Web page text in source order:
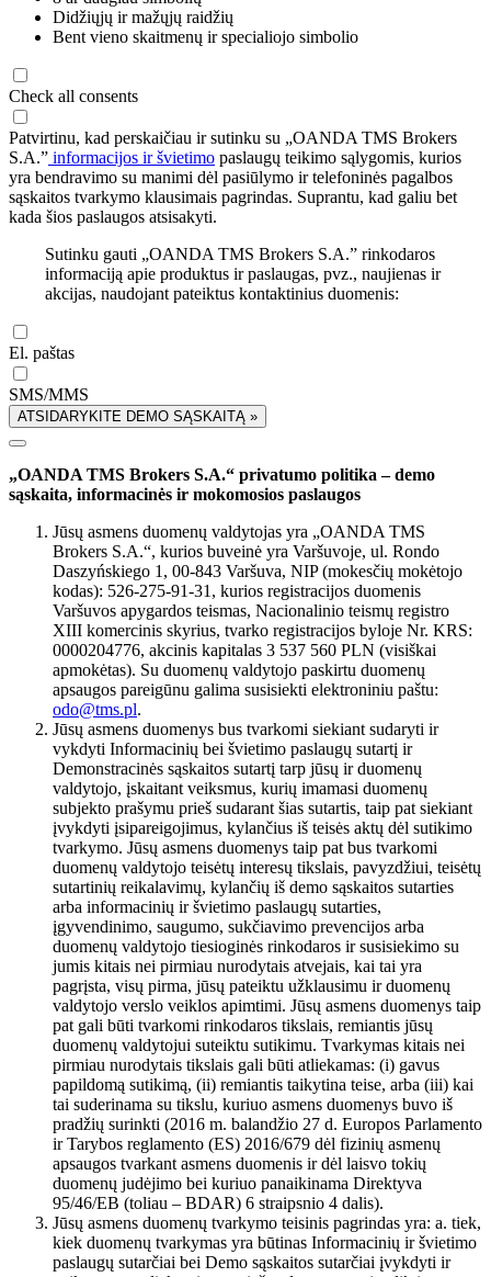
Didžiųjų ir mažųjų raidžių
Bent vieno skaitmenų ir specialiojo simbolio
Check all consents
Patvirtinu, kad perskaičiau ir sutinku su „OANDA TMS Brokers
S.A.” informacijos ir švietimo paslaugų teikimo sąlygomis, kurios
yra bendravimo su manimi dėl pasiūlymo ir telefoninės pagalbos
sąskaitos tvarkymo klausimais pagrindas. Suprantu, kad galiu bet
kada šios paslaugos atsisakyti.
Sutinku gauti „OANDA TMS Brokers S.A.” rinkodaros
informaciją apie produktus ir paslaugas, pvz., naujienas ir
akcijas, naudojant pateiktus kontaktinius duomenis:
El. paštas
SMS/MMS
ATSIDARYKITE DEMO SĄSKAITĄ »
„OANDA TMS Brokers S.A.“ privatumo politika – demo
sąskaita, informacinės ir mokomosios paslaugos
Jūsų asmens duomenų valdytojas yra „OANDA TMS
Brokers S.A.“, kurios buveinė yra Varšuvoje, ul. Rondo
Daszyńskiego 1, 00-843 Varšuva, NIP (mokesčių mokėtojo
kodas): 526-275-91-31, kurios registracijos duomenis
Varšuvos apygardos teismas, Nacionalinio teismų registro
XIII komercinis skyrius, tvarko registracijos byloje Nr. KRS:
0000204776, akcinis kapitalas 3 537 560 PLN (visiškai
apmokėtas). Su duomenų valdytojo paskirtu duomenų
apsaugos pareigūnu galima susisiekti elektroniniu paštu:
odo@tms.pl.
Jūsų asmens duomenys bus tvarkomi siekiant sudaryti ir
vykdyti Informacinių bei švietimo paslaugų sutartį ir
Demonstracinės sąskaitos sutartį tarp jūsų ir duomenų
valdytojo, įskaitant veiksmus, kurių imamasi duomenų
subjekto prašymu prieš sudarant šias sutartis, taip pat siekiant
įvykdyti įsipareigojimus, kylančius iš teisės aktų dėl sutikimo
tvarkymo. Jūsų asmens duomenys taip pat bus tvarkomi
duomenų valdytojo teisėtų interesų tikslais, pavyzdžiui, teisėtų
sutartinių reikalavimų, kylančių iš demo sąskaitos sutarties
arba informacinių ir švietimo paslaugų sutarties,
įgyvendinimo, saugumo, sukčiavimo prevencijos arba
duomenų valdytojo tiesioginės rinkodaros ir susisiekimo su
jumis kitais nei pirmiau nurodytais atvejais, kai tai yra
pagrįsta, visų pirma, jūsų pateiktu užklausimu ir duomenų
valdytojo verslo veiklos apimtimi. Jūsų asmens duomenys taip
pat gali būti tvarkomi rinkodaros tikslais, remiantis jūsų
duomenų valdytojui suteiktu sutikimu. Tvarkymas kitais nei
pirmiau nurodytais tikslais gali būti atliekamas: (i) gavus
papildomą sutikimą, (ii) remiantis taikytina teise, arba (iii) kai
tai suderinama su tikslu, kuriuo asmens duomenys buvo iš
pradžių surinkti (2016 m. balandžio 27 d. Europos Parlamento
ir Tarybos reglamento (ES) 2016/679 dėl fizinių asmenų
apsaugos tvarkant asmens duomenis ir dėl laisvo tokių
duomenų judėjimo bei kuriuo panaikinama Direktyva
95/46/EB (toliau – BDAR) 6 straipsnio 4 dalis).
Jūsų asmens duomenų tvarkymo teisinis pagrindas yra: a. tiek,
kiek duomenų tvarkymas yra būtinas Informacinių ir švietimo
paslaugų sutarčiai bei Demo sąskaitos sutarčiai įvykdyti ir